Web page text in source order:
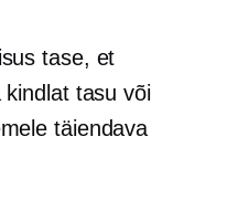
tase, et
kindlat tasu või
täiendava